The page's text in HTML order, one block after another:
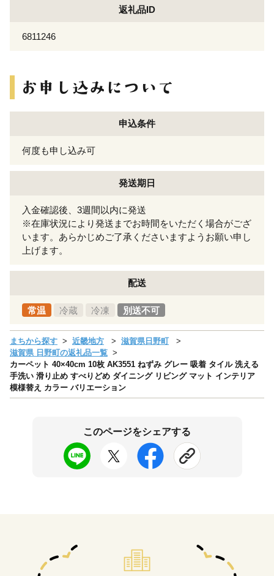
返礼品ID
6811246
申込条件
何度も申し込み可
発送期日
入金確認後、3週間以内に発送
※在庫状況により発送までお時間をいただく場合がござ
います。あらかじめご了承くださいますようお願い申し
上げます。
配送
常温 冷蔵 冷凍 別送不可
まちから探す 近畿地方
滋賀県日野町
滋賀県 日野町の返礼品一覧
カーペット 40×40cm 10枚 AK3551 ねずみ グレー 吸着 タイル 洗える
手洗い 滑り止め すべりどめ ダイニング リビング マット インテリア
模様替え カラー バリエーション
このページをシェアする